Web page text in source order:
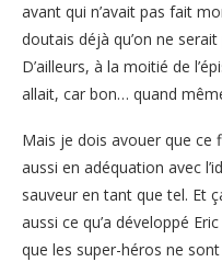
avant qui n’avait pas fait
doutais déjà qu’on ne
D’ailleurs, à la moitié de
allait, car bon… quand
Mais je dois avouer que ce
aussi en adéquation avec
sauveur en tant que tel. Et
aussi ce qu’a développé
que les super-héros ne